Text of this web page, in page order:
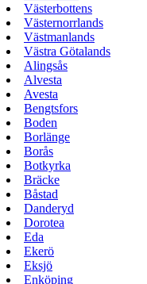
Västerbottens
Västernorrlands
Västmanlands
Västra Götalands
Alingsås
Alvesta
Avesta
Bengtsfors
Boden
Borlänge
Borås
Botkyrka
Bräcke
Båstad
Danderyd
Dorotea
Eda
Ekerö
Eksjö
Enköping